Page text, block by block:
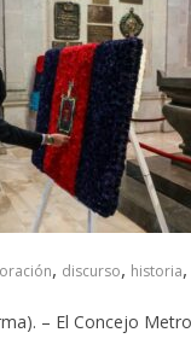
, discurso, historia,
– El Concejo